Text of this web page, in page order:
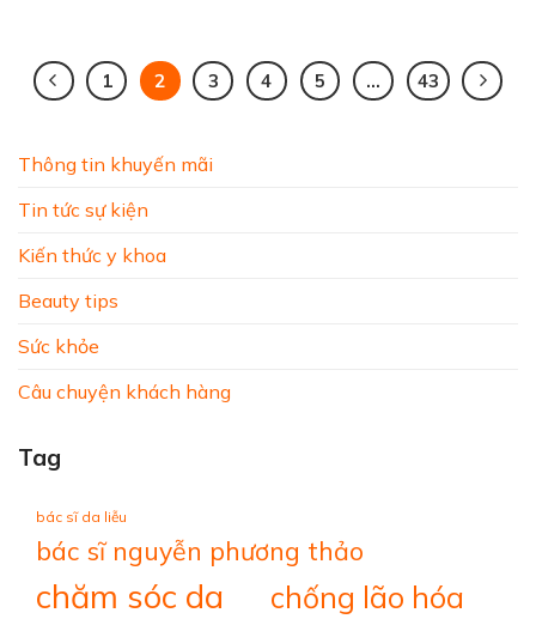
Thông tin khuyến mãi
Tin tức sự kiện
Kiến thức y khoa
Beauty tips
Sức khỏe
Câu chuyện khách hàng
Tag
bác sĩ da liễu
bác sĩ nguyễn phương thảo
chăm sóc da chống lão hóa
1 2 3 4 5 … 43